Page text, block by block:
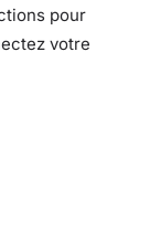
pour
votre